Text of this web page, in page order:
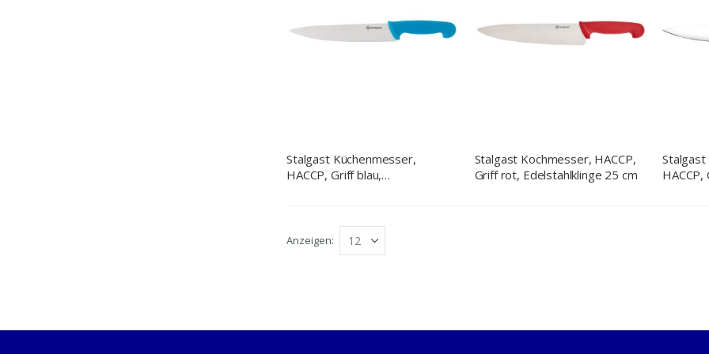
Stalgast Küchenmesser,
HACCP, Griff blau,
Stalgast Kochmesser, HACCP,
Griff rot, Edelstahlklinge 25 cm
Stalgast
Anzeigen